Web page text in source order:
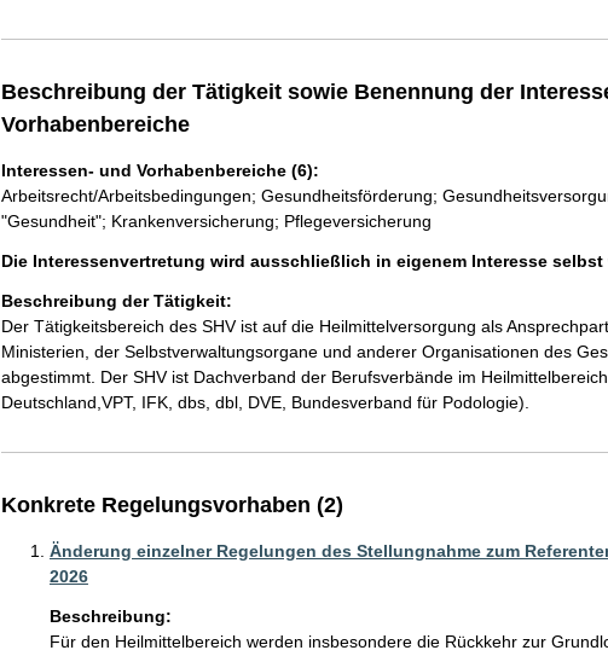
Beschreibung der Tätigkeit sowie Benennung der
Vorhabenbereiche
Interessen- und Vorhabenbereiche (6):
Arbeitsrecht/Arbeitsbedingungen; Gesundheitsförderung;
"Gesundheit"; Krankenversicherung; Pflegeversicherung
Die Interessenvertretung wird ausschließlich in eigenem Interesse selbst
Beschreibung der Tätigkeit:
Der Tätigkeitsbereich des SHV ist auf die Heilmittelversorgung als
Ministerien, der Selbstverwaltungsorgane und anderer Organisationen des
abgestimmt. Der SHV ist Dachverband der Berufsverbände im
Deutschland,VPT, IFK, dbs, dbl, DVE, Bundesverband für Podologie).
Konkrete Regelungsvorhaben (2)
Änderung einzelner Regelungen des Stellungnahme zum
2026
Beschreibung:
Für den Heilmittelbereich werden insbesondere die Rückkehr zur